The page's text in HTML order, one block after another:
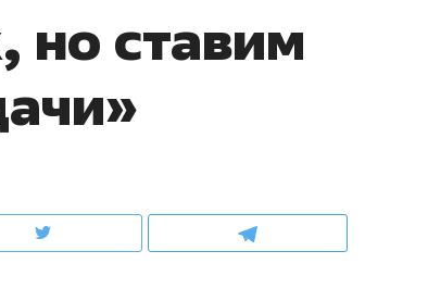
но ставим
интересен Оман?
клиентах и чудных